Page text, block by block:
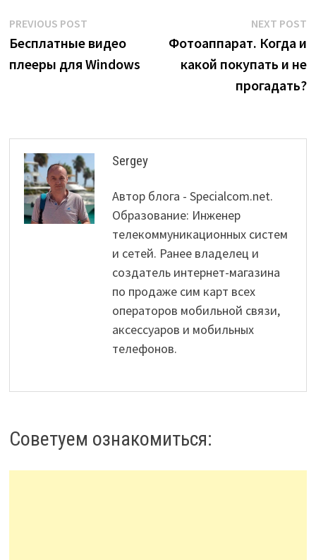
Post
navigation
PREVIOUS POSTPrevious
post:
Бесплатные видео
плееры для Windows
NEXT POST
Фотоаппарат. Когда и
какой покупать и не
прогадать?
Sergey
Автор блога - Specialcom.net.
Образование: Инженер
телекоммуникационных систем
и сетей. Ранее владелец и
создатель интернет-магазина
по продаже сим карт всех
операторов мобильной связи,
аксессуаров и мобильных
телефонов.
Советуем ознакомиться: